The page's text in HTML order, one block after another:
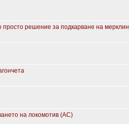
решение за подкарване на мерклин
на локомотив (AC)